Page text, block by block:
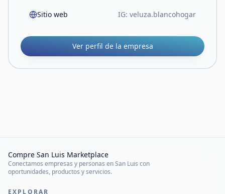
Sitio web IG: veluza.blancohogar
Ver perfil de la empresa
Compre San Luis Marketplace
Conectamos empresas y personas en San Luis con
oportunidades, productos y servicios.
EXPLORAR